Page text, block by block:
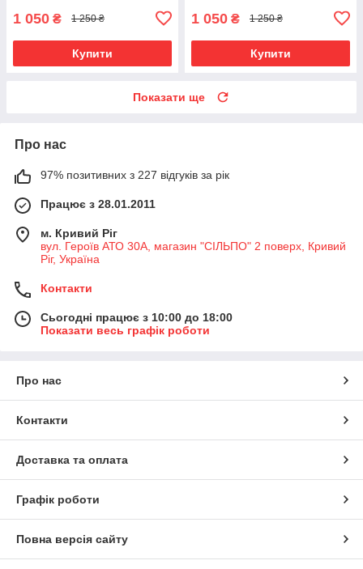
1 050 ₴ 1 250 ₴
Купити
1 050 ₴ 1 250 ₴
Купити
Показати ще
Про нас
97% позитивних з 227 відгуків за рік
Працює з 28.01.2011
м. Кривий Ріг
вул. Героїв АТО 30А, магазин "СІЛЬПО" 2 поверх, Кривий
Ріг, Україна
Контакти
Сьогодні працює з 10:00 до 18:00
Показати весь графік роботи
Про нас
Контакти
Доставка та оплата
Графік роботи
Повна версія сайту